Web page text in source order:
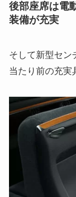
後部座席は電
装備が充実
そして新型セン
当たり前の充実